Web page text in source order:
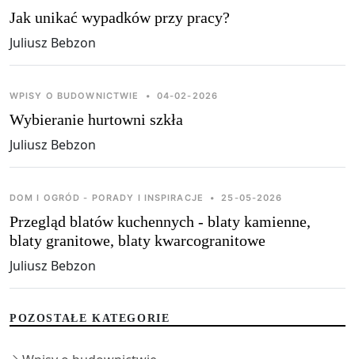
Jak unikać wypadków przy pracy?
Juliusz Bebzon
WPISY O BUDOWNICTWIE • 04-02-2026
Wybieranie hurtowni szkła
Juliusz Bebzon
DOM I OGRÓD - PORADY I INSPIRACJE • 25-05-2026
Przegląd blatów kuchennych - blaty kamienne,
blaty granitowe, blaty kwarcogranitowe
Juliusz Bebzon
POZOSTAŁE KATEGORIE